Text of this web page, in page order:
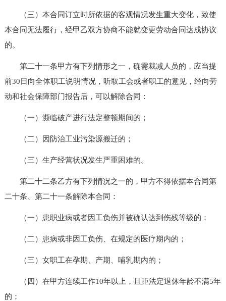
（三）本合同订立时所依据的客观情况发生重大变化，致使
本合同无法履行，经甲乙双方协商不能就变更劳动合同达成协议
的。
第二十一条甲方有下列情形之一，确需裁减人员的，应当提
前30日向全体职工说明情况，听取工会或者职工的意见，经向劳
动和社会保障部门报告后，可以解除合同：
（一）濒临破产进行法定整顿期间的；
（二）因防治工业污染源搬迁的；
（三）生产经营状况发生严重困难的。
第二十二条乙方有下列情况之一的，甲方不得依据本合同第
二十条、第二十一条解除本合同：
（一）患职业病或者因工负伤并被确认达到伤残等级的；
（二）患病或非因工负伤、在规定的医疗期内的；
（三）女职工在孕期、产期、哺乳期内的；
（四）在甲方连续工作10年以上，且距法定退休年龄不满5年
的；